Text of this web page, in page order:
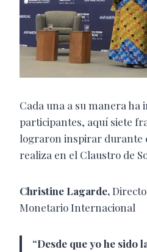
Cada una a su manera ha
participantes, aquí siete
lograron inspirar durante
realiza en el Claustro de
Christine Lagarde,
Monetario Internacional
“Desde que yo he sido